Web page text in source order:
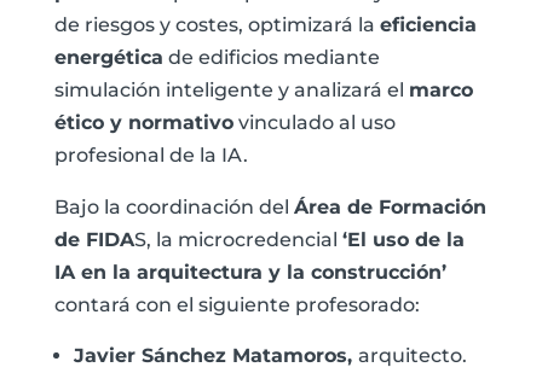
de riesgos y costes, optimizará la eficiencia
energética de edificios mediante
simulación inteligente y analizará el marco
ético y normativovinculado al uso
profesional de la IA.
Bajo la coordinación del Área de Formación
de FIDAS, la microcredencial ‘El uso de la
IA en la arquitectura y la construcción’
contará con el siguiente profesorado:
Javier Sánchez Matamoros, arquitecto.